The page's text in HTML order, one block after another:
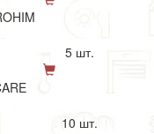
5 шт.
10 шт.